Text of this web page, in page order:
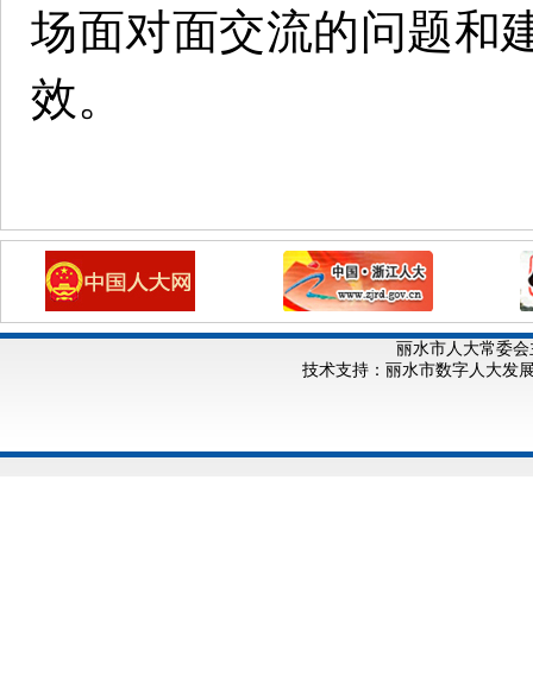
场面对面交流的问题和
效。
丽水市人大常委会
技术支持：丽水市数字人大发